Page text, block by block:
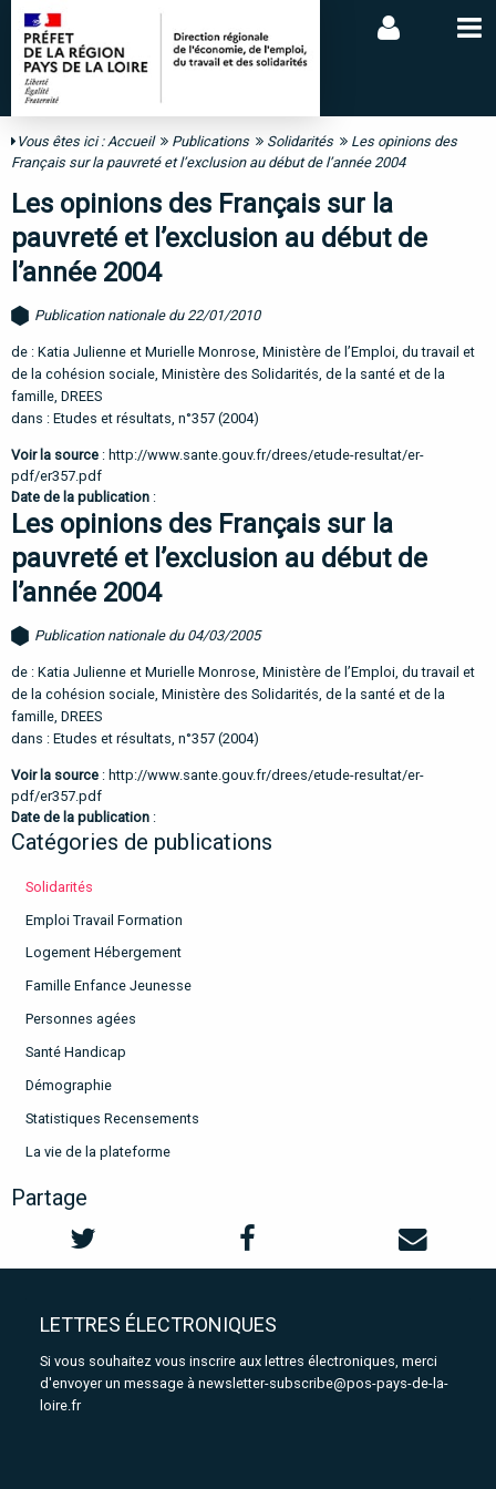
Vous êtes ici :Accueil Publications Solidarités
Les opinions des
Français sur la pauvreté et l’exclusion au début de l’année 2004
Les opinions des Français sur la
pauvreté et l’exclusion au début de
l’année 2004
Publication nationale du 22/01/2010
de : Katia Julienne et Murielle Monrose, Ministère de l’Emploi, du travail et
de la cohésion sociale, Ministère des Solidarités, de la santé et de la
famille, DREES
dans : Etudes et résultats, n°357 (2004)
Voir la source : http://www.sante.gouv.fr/drees/etude-resultat/er-
pdf/er357.pdf
Date de la publication :
Les opinions des Français sur la
pauvreté et l’exclusion au début de
l’année 2004
Publication nationale du 04/03/2005
de : Katia Julienne et Murielle Monrose, Ministère de l’Emploi, du travail et
de la cohésion sociale, Ministère des Solidarités, de la santé et de la
famille, DREES
dans : Etudes et résultats, n°357 (2004)
Voir la source : http://www.sante.gouv.fr/drees/etude-resultat/er-
pdf/er357.pdf
Date de la publication :
Catégories de publications
Solidarités
Emploi Travail Formation
Logement Hébergement
Famille Enfance Jeunesse
Personnes agées
Santé Handicap
Démographie
Statistiques Recensements
La vie de la plateforme
Partage
LETTRES ÉLECTRONIQUES
Si vous souhaitez vous inscrire aux lettres électroniques, merci
d'envoyer un message à newsletter-subscribe@pos-pays-de-la-
loire.fr